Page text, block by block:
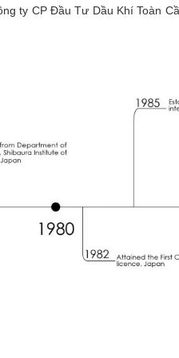
ty CP Đầu Tư Dầu Khí Toàn